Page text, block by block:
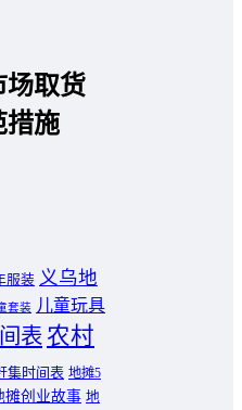
场取货
措施
服装 义乌地
套装 儿童玩具
表 农村
集时间表 地摊5
摊创业故事 地